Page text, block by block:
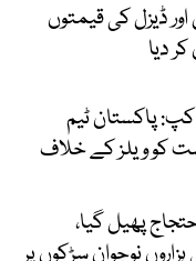
ڈیزل کی قیمتوں
دیا
کپ: پاکستان ٹیم
روانہ، 9 اگست کو ویلز کے خلاف
پھیل گیا،
نوجوان سڑکوں پر